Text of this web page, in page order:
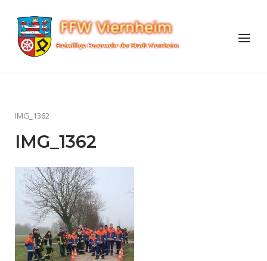
content
Home
Menu
IMG_1362
IMG_1362